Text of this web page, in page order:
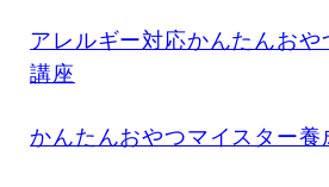
アレルギー対応かんたんお
講座
かんたんおやつマイスター養